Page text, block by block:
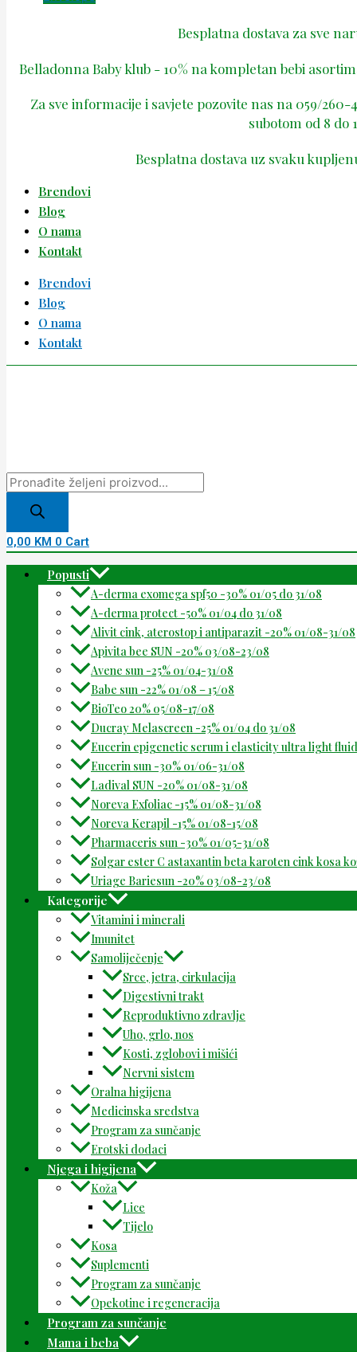
Besplatna dostava za sve
Belladonna Baby klub - 10% na kompletan bebi
Za sve informacije i savjete pozovite nas na 059/
subotom od 8 do
Besplatna dostava uz svaku
Brendovi
Blog
O nama
Kontakt
Brendovi
Blog
O nama
Kontakt
0,00 KM 0 Cart
Popusti
A-derma exomega spf50 -30% 01/05 do 31/08
A-derma protect -50% 01/04 do 31/08
Alivit cink, aterostop i antiparazit -20% 01/08-31/08
Apivita bee SUN -20% 03/08-23/08
Avene sun -25% 01/04-31/08
Babe sun -22% 01/08 – 15/08
BioTeo 20% 05/08-17/08
Ducray Melascreen -25% 01/04 do 31/08
Eucerin epigenetic serum i elasticity ultra light
Eucerin sun -30% 01/06-31/08
Ladival SUN -20% 01/08-31/08
Noreva Exfoliac -15% 01/08-31/08
Noreva Kerapil -15% 01/08-15/08
Pharmaceris sun -30% 01/05-31/08
Solgar ester C astaxantin beta karoten cink kosa
Uriage Bariesun -20% 03/08-23/08
Kategorije
Vitamini i minerali
Imunitet
Samoliječenje
Srce, jetra, cirkulacija
Digestivni trakt
Reproduktivno zdravlje
Uho, grlo, nos
Kosti, zglobovi i mišići
Nervni sistem
Oralna higijena
Medicinska sredstva
Program za sunčanje
Erotski dodaci
Njega i higijena
Koža
Lice
Tijelo
Kosa
Suplementi
Program za sunčanje
Opekotine i regeneracija
Program za sunčanje
Mama i beba